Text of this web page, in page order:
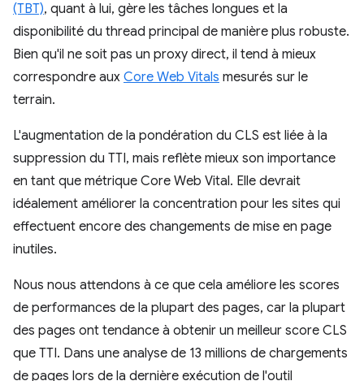
(TBT), quant à lui, gère les tâches longues et la
disponibilité du thread principal de manière plus robuste.
Bien qu'il ne soit pas un proxy direct, il tend à mieux
correspondre aux Core Web Vitals mesurés sur le
terrain.
L'augmentation de la pondération du CLS est liée à la
suppression du TTI, mais reflète mieux son importance
en tant que métrique Core Web Vital. Elle devrait
idéalement améliorer la concentration pour les sites qui
effectuent encore des changements de mise en page
inutiles.
Nous nous attendons à ce que cela améliore les scores
de performances de la plupart des pages, car la plupart
des pages ont tendance à obtenir un meilleur score CLS
que TTI. Dans une analyse de 13 millions de chargements
de pages lors de la dernière exécution de l'outil